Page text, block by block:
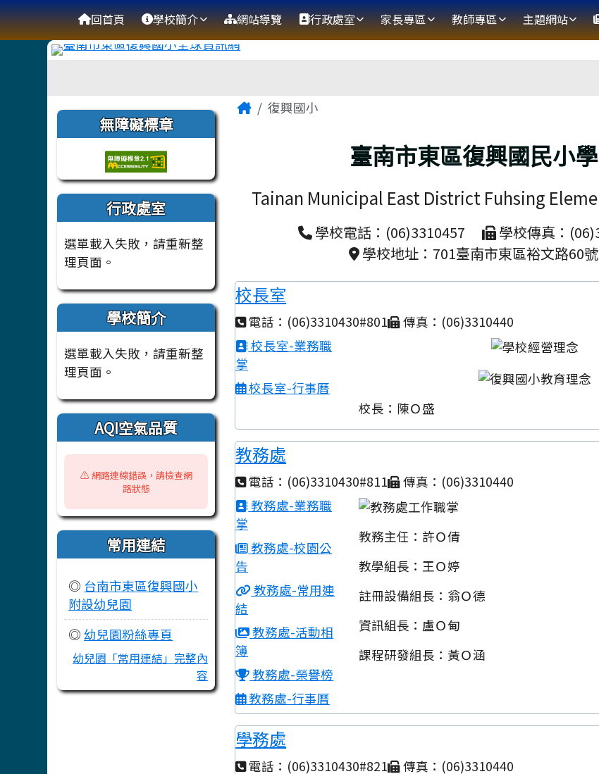
跳至主內容區
臺南市復興國小全球資訊網
導覽列 回首頁 學校簡介 網站導覽 行政處室 家長專區 教師專區 主題網站
左邊區域內容
無障礙標章
行政處室
選單載入失敗，請重新整
理頁面。
學校簡介
選單載入失敗，請重新整
理頁面。
AQI空氣品質
⚠️ 網路連線錯誤，請檢查網
路狀態
常用連結
◎ 台南市東區復興國小
附設幼兒園
◎幼兒園粉絲專頁
幼兒園「常用連結」完整內
容
主內容區域
Home復興國小
臺南市東區復興國民小學
Tainan Municipal East District Fuhsing
學校電話：(06)3310457
學校傳真：
學校地址：701臺南市東區裕文路60號
校長室
電話：(06)3310430#801
傳真：(06)3310440
校長室-業務職
掌
校長室-行事曆
校長：陳Ｏ盛
教務處
電話：(06)3310430#811
傳真：(06)3310440
教務處-業務職
掌
教務處-校園公
告
教務處-常用連
結
教務處-活動相
簿
教務處-榮譽榜
教務處-行事曆
教務主任：許Ｏ倩
教學組長：王Ｏ婷
註冊設備組長：翁Ｏ德
資訊組長：盧Ｏ甸
課程研發組長：黃Ｏ涵
學務處
電話：(06)3310430#821
傳真：(06)3310440
頁尾區域